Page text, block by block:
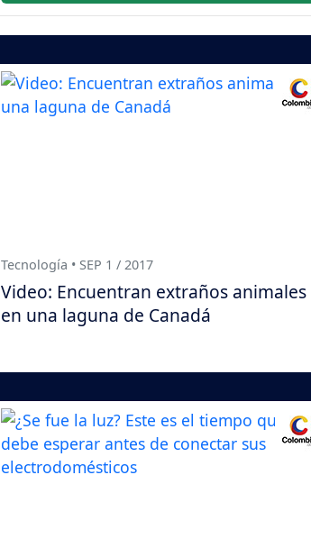
Tecnología • SEP 1 / 2017
Video: Encuentran extraños animales
en una laguna de Canadá